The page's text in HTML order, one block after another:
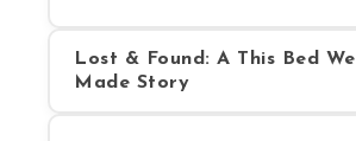
Lost & Found: A This Bed We
Made Story